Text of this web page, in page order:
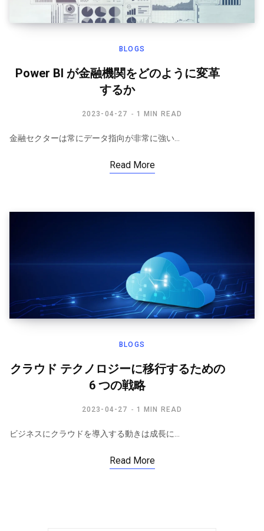
BLOGS
Power BI が金融機関をどのように変革
するか
2023-04-27 1 MIN READ
金融セクターは常にデータ指向が非常に強い…
Read More
BLOGS
クラウド テクノロジーに移行するための
6 つの戦略
2023-04-27 1 MIN READ
ビジネスにクラウドを導入する動きは成長に…
Read More